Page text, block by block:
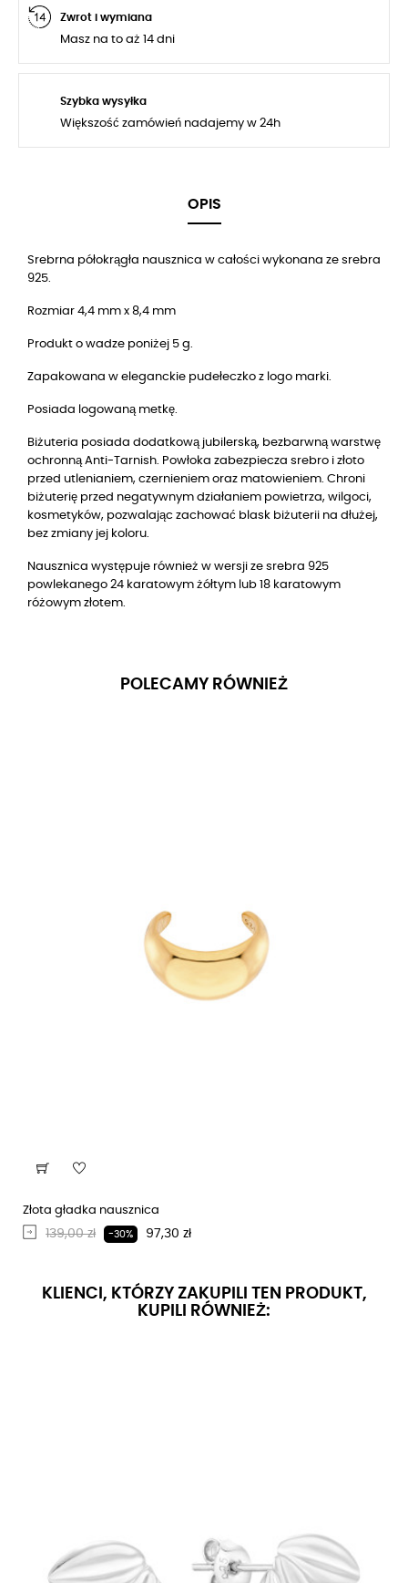
Zwrot i wymiana
Masz na to aż 14 dni
Szybka wysyłka
Większość zamówień nadajemy w 24h
OPIS
Srebrna półokrągła nausznica w całości wykonana ze srebra
925.
Rozmiar 4,4 mm x 8,4 mm
Produkt o wadze poniżej 5 g.
Zapakowana w eleganckie pudełeczko z logo marki.
Posiada logowaną metkę.
Biżuteria posiada dodatkową jubilerską, bezbarwną warstwę
ochronną Anti-Tarnish. Powłoka zabezpiecza srebro i złoto
przed utlenianiem, czernieniem oraz matowieniem. Chroni
biżuterię przed negatywnym działaniem powietrza, wilgoci,
kosmetyków, pozwalając zachować blask biżuterii na dłużej,
bez zmiany jej koloru.
Nausznica występuje również w wersji ze srebra 925
powlekanego 24 karatowym żółtym lub 18 karatowym
różowym złotem.
POLECAMY RÓWNIEŻ
Złota gładka nausznica
Regularna cena
139,00 zł -30% Cena
97,30 zł
KLIENCI, KTÓRZY ZAKUPILI TEN PRODUKT,
KUPILI RÓWNIEŻ: